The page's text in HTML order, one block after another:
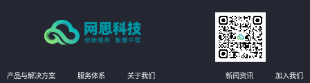
产品与解决方案 服务体系 关于我们 新闻资讯 加入我们